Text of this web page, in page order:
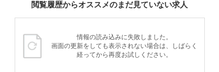
閲覧履歴からオススメのまだ見ていない求人
情報の読み込みに失敗しました。
画面の更新をしても表示されない場合は、しばらく
経ってから再度お試しください。